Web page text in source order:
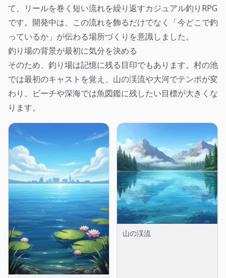
て、リールを巻く短い流れを繰り返すカジュアル釣りRPG
です。開発中は、この流れを飾るだけでなく「今どこで釣
っているか」が伝わる場所づくりを意識しました。
釣り場の背景が最初に気分を決める
そのため、釣り場は記憶に残る目印でもあります。村の池
では最初のキャストを覚え、山の渓流や大河でテンポが変
わり、ビーチや深海では魚図鑑に残したい目標が大きくな
ります。
山の渓流